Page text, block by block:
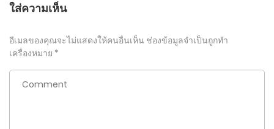
ใส่ความเห็น
อีเมลของคุณจะไม่แสดงให้คนอื่นเห็น ช่องข้อมูลจำเป็นถูกทำ
เครื่องหมาย *